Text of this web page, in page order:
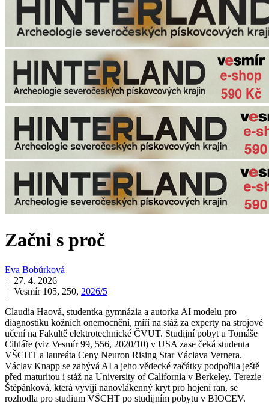
Začni s proč
Eva Bobůrková
| 27. 4. 2026
| Vesmír 105, 250, 2026/5
Claudia Haová, studentka gymnázia a autorka AI modelu pro
diagnostiku kožních onemocnění, míří na stáž za experty na strojové
učení na Fakultě elektrotechnické ČVUT. Studijní pobyt u Tomáše
Cihláře (viz Vesmír 99, 556, 2020/10) v USA zase čeká studenta
VŠCHT a laureáta Ceny Neuron Rising Star Václava Vernera.
Václav Knapp se zabývá AI a jeho vědecké začátky podpořila ještě
před maturitou i stáž na University of California v Berkeley. Terezie
Štěpánková, která vyvíjí nanovlákenný kryt pro hojení ran, se
rozhodla pro studium VŠCHT po studijním pobytu v BIOCEV.